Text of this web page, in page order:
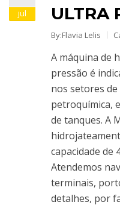
jul
ULTRA
By:Flavia Lelis
A máquina de
pressão é
nos setores
petroquímica,
de tanques. A
capacidade de
Atendemos
terminais,
detalhes, por